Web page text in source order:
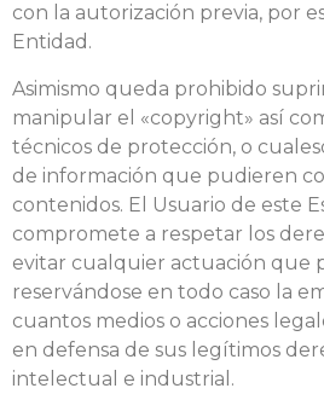
con la autorización previa, por
Entidad.
Asimismo queda prohibido
manipular el «copyright» así
técnicos de protección, o
de información que pudieren
contenidos. El Usuario de este
compromete a respetar los
evitar cualquier actuación que
reservándose en todo caso la
cuantos medios o acciones
en defensa de sus legítimos
intelectual e industrial.